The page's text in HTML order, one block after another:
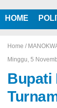
HOME
Home /
Minggu, 5
Bupati